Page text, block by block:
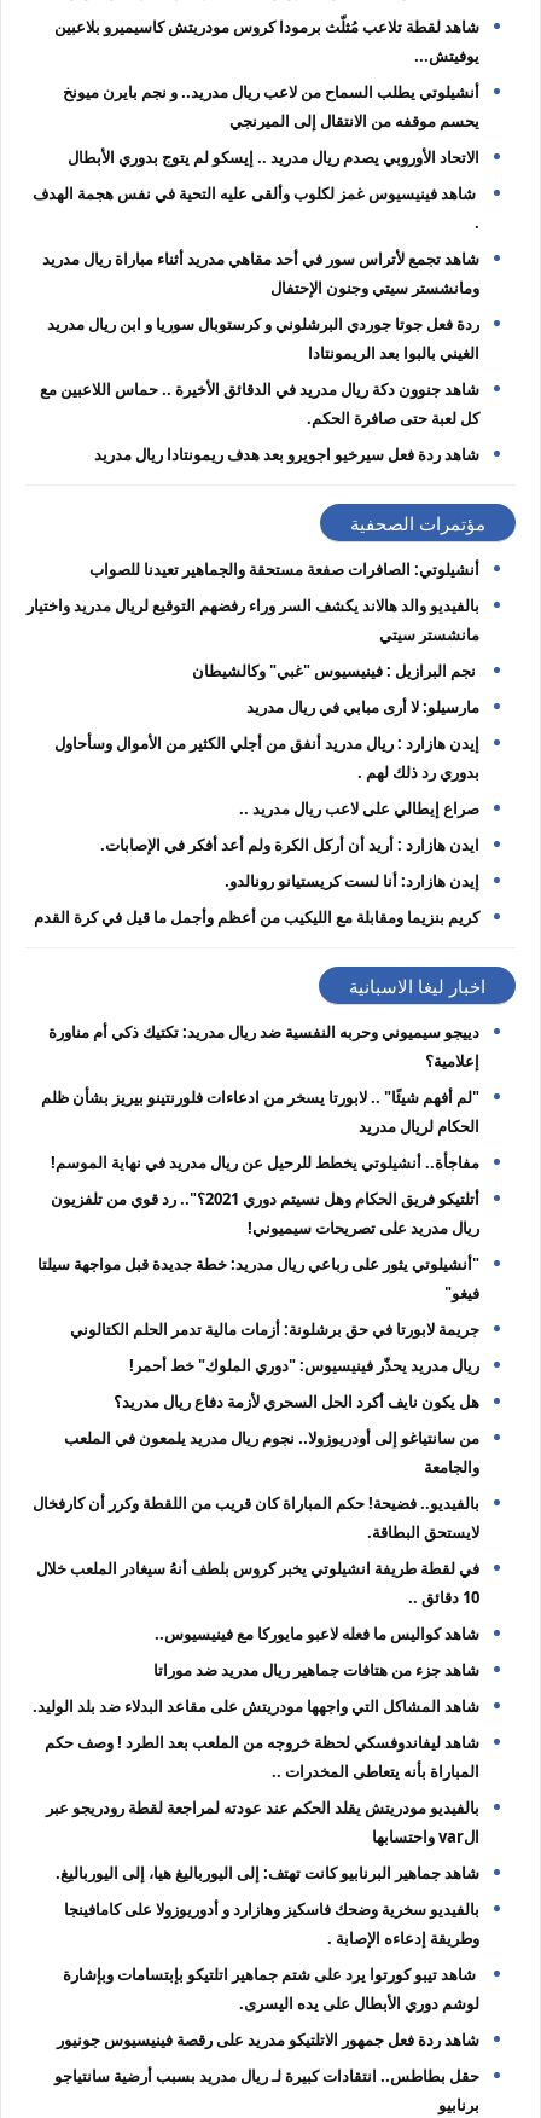
شاهد لقطة تلاعب مُثلّث برمودا كروس مودريتش كاسيميرو بلاعبين
يوفيتش...
أنشيلوتي يطلب السماح من لاعب ريال مدريد.. و نجم بايرن ميونخ
يحسم موقفه من الانتقال إلى الميرنجي
الاتحاد الأوروبي يصدم ريال مدريد .. إيسكو لم يتوج بدوري الأبطال
‏ شاهد فينيسيوس غمز لكلوب وألقى عليه التحية في نفس هجمة الهدف
.
شاهد تجمع لأتراس سور في أحد مقاهي مدريد أثناء مباراة ريال مدريد
ومانشستر سيتي وجنون الإحتفال
ردة فعل جوتا جوردي البرشلوني و كرستوبال سوريا و ابن ريال مدريد
الغيني بالبوا بعد الريمونتادا
‏شاهد جنوون دكة ريال مدريد في الدقائق الأخيرة .. حماس اللاعبين مع
كل لعبة حتى صافرة الحكم.
شاهد ردة فعل سيرخيو اجويرو بعد هدف ريمونتادا ريال مدريد
مؤتمرات الصحفية
أنشيلوتي: الصافرات صفعة مستحقة والجماهير تعيدنا للصواب
بالفيديو والد هالاند يكشف السر وراء رفضهم التوقيع لريال مدريد واختيار
مانشستر سيتي
نجم البرازيل : فينيسيوس "غبي" وكالشيطان
مارسيلو: لا أرى مبابي في ريال مدريد
‏إيدن هازارد : ريال مدريد أنفق من أجلي الكثير من الأموال وسأحاول
بدوري رد ذلك لهم .
صراع إيطالي على لاعب ريال مدريد ..
ايدن هازارد : ‏أريد أن أركل الكرة ولم أعد أفكر في الإصابات.
إيدن هازارد: أنا لست كريستيانو رونالدو.
كريم بنزيما ومقابلة مع الليكيب من أعظم وأجمل ما قيل في كرة القدم
اخبار ليغا الاسبانية
دييجو سيميوني وحربه النفسية ضد ريال مدريد: تكتيك ذكي أم مناورة
إعلامية؟
"لم أفهم شيئًا" .. لابورتا يسخر من ادعاءات فلورنتينو بيريز بشأن ظلم
الحكام لريال مدريد
مفاجأة.. أنشيلوتي يخطط للرحيل عن ريال مدريد في نهاية الموسم!
أتلتيكو فريق الحكام وهل نسيتم دوري 2021؟".. رد قوي من تلفزيون
ريال مدريد على تصريحات سيميوني!
"أنشيلوتي يثور على رباعي ريال مدريد: خطة جديدة قبل مواجهة سيلتا
فيغو"
جريمة لابورتا في حق برشلونة: أزمات مالية تدمر الحلم الكتالوني
ريال مدريد يحذّر فينيسيوس: "دوري الملوك" خط أحمر!
هل يكون نايف أكرد الحل السحري لأزمة دفاع ريال مدريد؟
من سانتياغو إلى أودريوزولا.. نجوم ريال مدريد يلمعون في الملعب
والجامعة
بالفيديو.. فضيحة! حكم المباراة كان قريب من اللقطة وكرر أن كارفخال
لايستحق البطاقة.
في لقطة طريفة انشيلوتي يخبر كروس بلطف أنهُ سيغادر الملعب خلال
10 دقائق ..
شاهد كواليس ما فعله لاعبو مايوركا مع فينيسيوس..
شاهد جزء من هتافات جماهير ريال مدريد ضد موراتا
شاهد المشاكل التي واجهها مودريتش على مقاعد البدلاء ضد بلد الوليد.
شاهد ‏ليفاندوفسكي لحظة خروجه من الملعب بعد الطرد ! وصف حكم
المباراة بأنه يتعاطى المخدرات ..
بالفيديو مودريتش يقلد الحكم عند عودته لمراجعة لقطة رودريجو عبر
الvar واحتسابها
شاهد جماهير البرنابيو كانت تهتف: إلى اليورباليغ هيا، إلى اليورباليغ.
بالفيديو سخرية وضحك فاسكيز وهازارد و أدوريوزولا على كامافينجا
وطريقة إدعاءه الإصابة .
‏ شاهد تيبو كورتوا يرد على شتم جماهير اتلتيكو بإبتسامات وبإشارة
لوشم دوري الأبطال على يده اليسرى.
شاهد ردة فعل جمهور الاتلتيكو مدريد على رقصة فينيسيوس جونيور
حقل بطاطس.. انتقادات كبيرة لـ ريال مدريد بسبب أرضية سانتياجو
برنابيو